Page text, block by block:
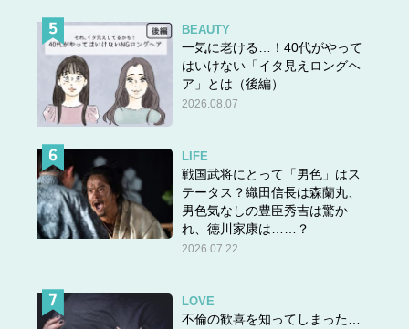
ワンストロークで叶う、上質なサテンファブリックのよう
な輝きと圧倒的なツヤと発色。全40色もの洗練されたクチ
ュールカラー。80%ものケア成分でつくりあげられた、唇
にとけこむようなテクスチャーで保湿力を高めます。
パッケージは、ゴールドのボディに、大胆に配置されたブ
BEAUTY
一気に老ける…！40代がやって
はいけない「イタ見えロングヘ
ア」とは（後編）
2026.08.07
LIFE
戦国武将にとって「男色」はス
テータス？織田信長は森蘭丸、
男色気なしの豊臣秀吉は驚か
れ、徳川家康は……？
2026.07.22
LOVE
不倫の歓喜を知ってしまった…